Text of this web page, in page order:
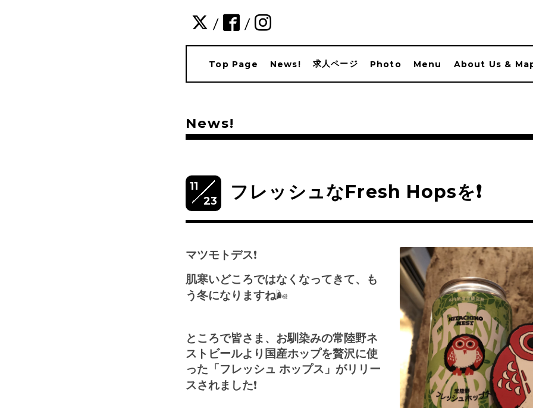
/ /
Top Page News! 求人ページ Photo Menu About Us &
News!
11
23
フレッシュなFresh Hopsを❗️
マツモトデス❗️
肌寒いどころではなくなってきて、も
う冬になりますね🌬
ところで皆さま、お馴染みの常陸野ネ
ストビールより国産ホップを贅沢に使
った「フレッシュ ホップス」がリリー
スされました❗️